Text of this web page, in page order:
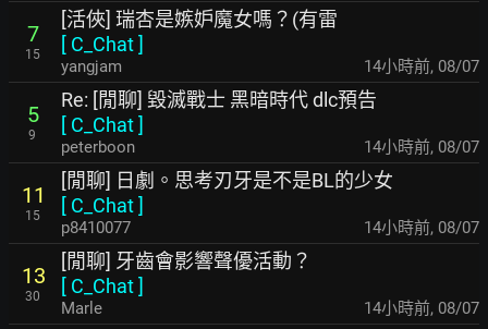
7
15
[活俠] 瑞杏是嫉妒魔女嗎？(有雷
[ C_Chat]
yangjam 14小時前, 08/07
5
9
Re: [閒聊] 毀滅戰士 黑暗時代 dlc預告
[ C_Chat]
peterboon 14小時前, 08/07
11
15
[閒聊] 日劇。思考刃牙是不是BL的少女
[ C_Chat]
p8410077 14小時前, 08/07
13
30
[閒聊] 牙齒會影響聲優活動？
[ C_Chat]
Marle 14小時前, 08/07